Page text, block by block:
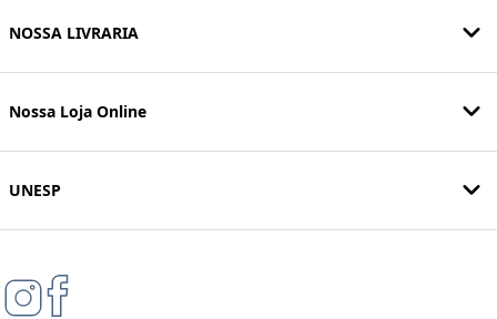
NOSSA LIVRARIA
Nossa Loja Online
UNESP